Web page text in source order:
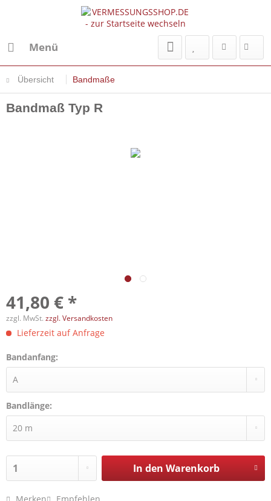
Menü
Übersicht Bandmaße
Bandmaß Typ R
41,80 € *
zzgl. MwSt. zzgl. Versandkosten
Lieferzeit auf Anfrage
Bandanfang:
Bandlänge:
In den Warenkorb